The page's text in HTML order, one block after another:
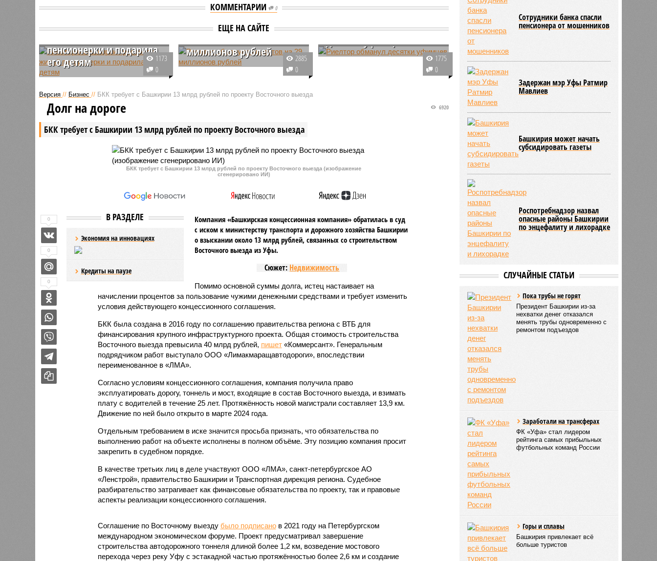
КОММЕНТАРИИ 0
ЕЩЕ НА САЙТЕ
Риелтор в Башкирии
пенсионерки и подарила
его детям
Инцидент произошёл в
приговор риелтору, которая
обманула 74-летнюю
пенсионерку на сумму более 1,5
миллиона рублей.
1173
0
Риелтор обманула
миллионов рублей
Инцидент произошёл в Уфе. Там
уголовному делу, ранее
обвиняемой в мошенничестве.
2885
0
Риелтор обманул
десятки уфимцев
В столице Башкирии раскрыта
крупная афера с недвижимостью,
жертвами которой стали десятки
1775
0
Версия // Бизнес // БКК требует с Башкирии 13 млрд рублей по проекту Восточного выезда
БКК требует с Башкирии 13 млрд рублей по проекту Восточного выезда
6920
Долг на дороге
БКК требует с Башкирии 13 млрд рублей по проекту Восточного выезда (изображение
сгенерировано ИИ)
В РАЗДЕЛЕ
Экономия на инновациях
Кредиты на паузе
Компания «Башкирская концессионная компания» обратилась в суд
с иском к министерству транспорта и дорожного хозяйства Башкирии
о взыскании около 13 млрд рублей, связанных со строительством
Восточного выезда из Уфы.
Сюжет: Недвижимость
Помимо основной суммы долга, истец настаивает на
начислении процентов за пользование чужими денежными средствами и требует изменить
условия действующего концессионного соглашения.
БКК была создана в 2016 году по соглашению правительства региона с ВТБ для
финансирования крупного инфраструктурного проекта. Общая стоимость строительства
Восточного выезда превысила 40 млрд рублей, пишет«Коммерсант». Генеральным
подрядчиком работ выступало ООО «Лимакмаращавтодороги», впоследствии
переименованное в «ЛМА».
Согласно условиям концессионного соглашения, компания получила право
эксплуатировать дорогу, тоннель и мост, входящие в состав Восточного выезда, и взимать
плату с водителей в течение 25 лет. Протяжённость новой магистрали составляет 13,9 км.
Движение по ней было открыто в марте 2024 года.
Отдельным требованием в иске значится просьба признать, что обязательства по
выполнению работ на объекте исполнены в полном объёме. Эту позицию компания просит
закрепить в судебном порядке.
В качестве третьих лиц в деле участвуют ООО «ЛМА», санкт-петербургское АО
«Ленстрой», правительство Башкирии и Транспортная дирекция региона. Судебное
разбирательство затрагивает как финансовые обязательства по проекту, так и правовые
аспекты реализации концессионного соглашения.
Соглашение по Восточному выезду было подписанов 2021 году на Петербургском
международном экономическом форуме. Проект предусматривал завершение
строительства автодорожного тоннеля длиной более 1,2 км, возведение мостового
перехода через реку Уфу с эстакадной частью протяжённостью более 2,6 км и создание
0
0
0
Сотрудники банка спасли
пенсионера от мошенников
Задержан мэр Уфы Ратмир
Мавлиев
Башкирия может начать
субсидировать газеты
Роспотребнадзор назвал
опасные районы Башкирии
по энцефалиту и лихорадке
СЛУЧАЙНЫЕ СТАТЬИ
Пока трубы не горят
Президент Башкирии из-за
нехватки денег отказался
менять трубы одновременно с
ремонтом подъездов
Заработали на трансферах
ФК «Уфа» стал лидером
рейтинга самых прибыльных
футбольных команд России
Горы и сплавы
Башкирия привлекает всё
больше туристов